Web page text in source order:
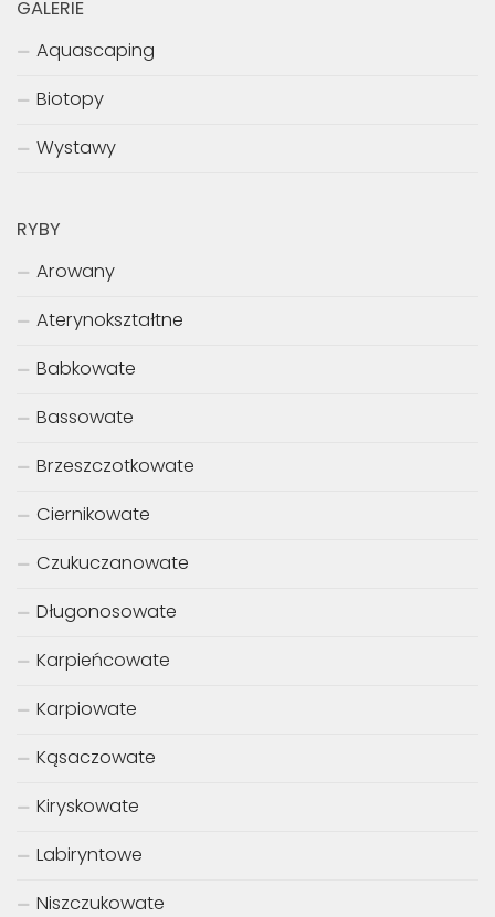
GALERIE
Aquascaping
Biotopy
Wystawy
RYBY
Arowany
Aterynokształtne
Babkowate
Bassowate
Brzeszczotkowate
Ciernikowate
Czukuczanowate
Długonosowate
Karpieńcowate
Karpiowate
Kąsaczowate
Kiryskowate
Labiryntowe
Niszczukowate